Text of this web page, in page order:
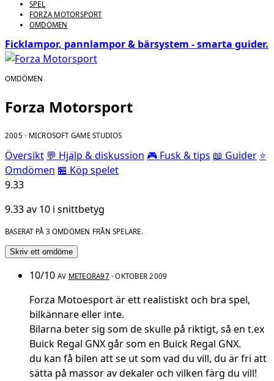
SPEL
FORZA MOTORSPORT
OMDÖMEN
Ficklampor, pannlampor & bärsystem - smarta guider.
OMDÖMEN
Forza Motorsport
2005 · MICROSOFT GAME STUDIOS
Översikt 💬 Hjälp & diskussion 🎮 Fusk & tips 📖 Guider ⭐
Omdömen 🏪 Köp spelet
9.33
9.33 av 10 i snittbetyg
BASERAT PÅ 3 OMDÖMEN FRÅN SPELARE.
Skriv ett omdöme
10/10 AV METEORA97 · OKTOBER 2009
Forza Motoesport är ett realistiskt och bra spel,
bilkännare eller inte.
Bilarna beter sig som de skulle på riktigt, så en t.ex
Buick Regal GNX går som en Buick Regal GNX.
du kan få bilen att se ut som vad du vill, du är fri att
sätta på massor av dekaler och vilken färg du vill!